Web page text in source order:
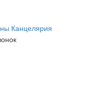
Канцелярия